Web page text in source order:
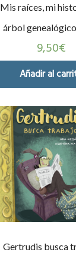
Mis raíces, mi
árbol
familia)
9,50€
Añadir al
Gertrudis busca